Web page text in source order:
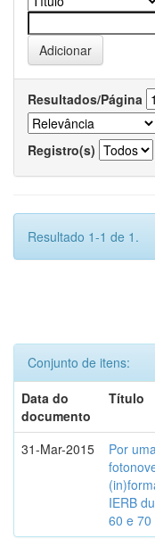
Resultados/Página
Registro(s)
Resultado 1-1 de 1.
Conjunto de itens:
Data do
documento
Título
31-Mar-2015
Por
IERB
60 e 70